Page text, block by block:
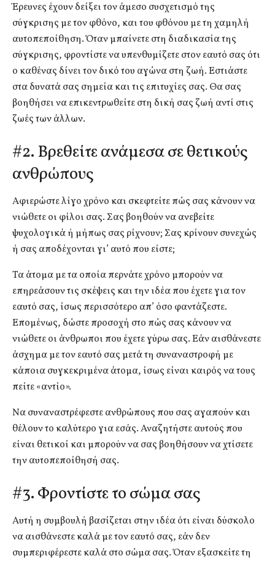
Έρευνες έχουν δείξει τον άμεσο συσχετισμό της
σύγκρισης με τον φθόνο, και του φθόνου με τη χαμηλή
αυτοπεποίθηση. Όταν μπαίνετε στη διαδικασία της
σύγκρισης, φροντίστε να υπενθυμίζετε στον εαυτό σας ότι
ο καθένας δίνει τον δικό του αγώνα στη ζωή. Εστιάστε
στα δυνατά σας σημεία και τις επιτυχίες σας. Θα σας
βοηθήσει να επικεντρωθείτε στη δική σας ζωή αντί στις
ζωές των άλλων.
#2. Βρεθείτε ανάμεσα σε θετικούς
ανθρώπους
Αφιερώστε λίγο χρόνο και σκεφτείτε πώς σας κάνουν να
νιώθετε οι φίλοι σας. Σας βοηθούν να ανεβείτε
ψυχολογικά ή μήπως σας ρίχνουν; Σας κρίνουν συνεχώς
ή σας αποδέχονται γι’ αυτό που είστε;
Τα άτομα με τα οποία περνάτε χρόνο μπορούν να
επηρεάσουν τις σκέψεις και την ιδέα που έχετε για τον
εαυτό σας, ίσως περισσότερο απ’ όσο φαντάζεστε.
Επομένως, δώστε προσοχή στο πώς σας κάνουν να
νιώθετε οι άνθρωποι που έχετε γύρω σας. Εάν αισθάνεστε
άσχημα με τον εαυτό σας μετά τη συναναστροφή με
κάποια συγκεκριμένα άτομα, ίσως είναι καιρός να τους
πείτε «αντίο».
Να συναναστρέφεστε ανθρώπους που σας αγαπούν και
θέλουν το καλύτερο για εσάς. Αναζητήστε αυτούς που
είναι θετικοί και μπορούν να σας βοηθήσουν να χτίσετε
την αυτοπεποίθησή σας.
#3. Φροντίστε το σώμα σας
Αυτή η συμβουλή βασίζεται στην ιδέα ότι είναι δύσκολο
να αισθάνεστε καλά με τον εαυτό σας, εάν δεν
συμπεριφέρεστε καλά στο σώμα σας. Όταν εξασκείτε τη